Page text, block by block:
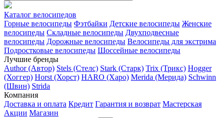
Каталог велосипедов
Горные велосипеды Фэтбайки Детские велосипеды Женские
велосипеды Складные велосипеды Двухподвесные
велосипеды Дорожные велосипеды Велосипеды для экстрима
Подростковые велосипеды Шоссейные велосипеды
Лучшие бренды
Author (Автор) Stels (Стелс) Stark (Старк) Trix (Трикс) Hogger
(Хоггер) Horst (Хорст) HARO (Харо) Merida (Мерида) Schwinn
(Швин) Strida
Компания
Доставка и оплата Кредит Гарантия и возврат Мастерская
Акции Магазин